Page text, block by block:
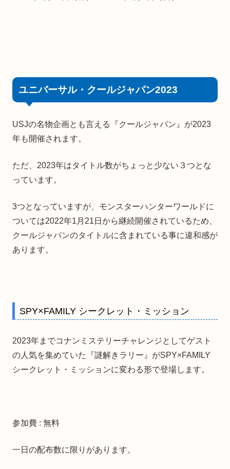
ユニバーサル・クールジャパン2023
USJの名物企画とも言える『クールジャパン』が2023
年も開催されます。
ただ、2023年はタイトル数がちょっと少ない３つとな
っています。
3つとなっていますが、モンスターハンターワールドに
ついては2022年1月21日から継続開催されているため、
クールジャパンのタイトルに含まれている事に違和感が
あります。
SPY×FAMILY シークレット・ミッション
2023年までコナンミステリーチャレンジとしてゲスト
の人気を集めていた『謎解きラリー』がSPY×FAMILY
シークレット・ミッションに変わる形で登場します。
参加費 : 無料
一日の配布数に限りがあります。